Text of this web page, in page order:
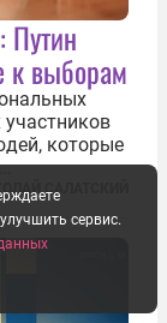
Путин
к выборам
участников
которые
Путин
САЛАТСКИЙ
сервис.